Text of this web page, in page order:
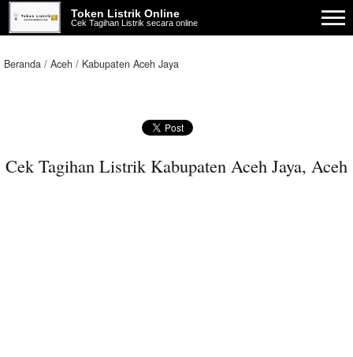
Token Listrik Online
Cek Tagihan Listrik secara online
Beranda Aceh Kabupaten Aceh Jaya
Cek Tagihan Listrik Kabupaten Aceh Jaya, Aceh